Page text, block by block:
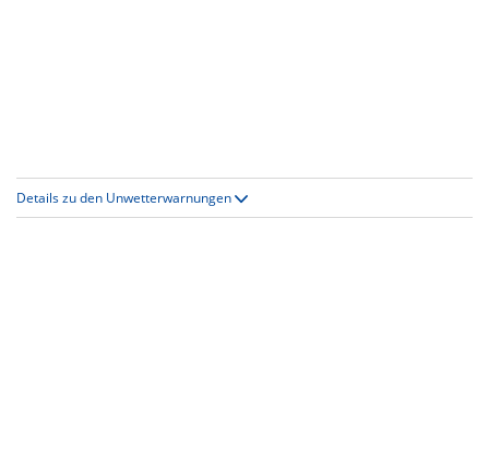
Details zu den Unwetterwarnungen